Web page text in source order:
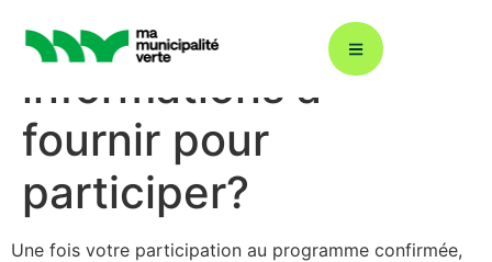
Décarbonation : ÉcoÉnergie 360
Plans climat
Quelles sont les
informations à
fournir pour
participer?
Une fois votre participation au programme confirmée,